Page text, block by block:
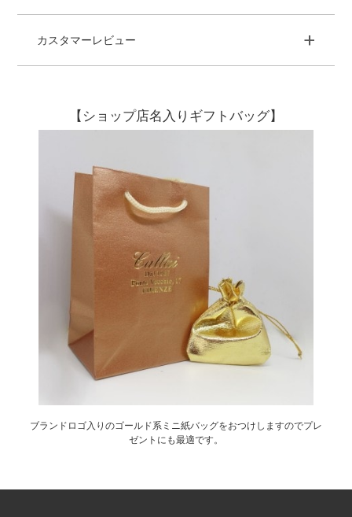
カスタマーレビュー +
【ショップ店名入りギフトバッグ】
ブランドロゴ入りのゴールド系ミニ紙バッグをおつけしますのでプレ
ゼントにも最適です。